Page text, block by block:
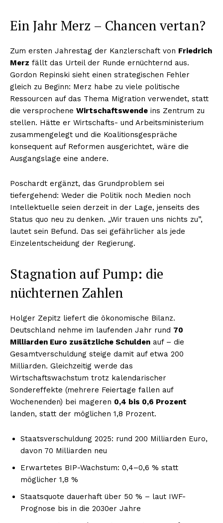
Ein Jahr Merz – Chancen vertan?
Zum ersten Jahrestag der Kanzlerschaft von Friedrich
Merz fällt das Urteil der Runde ernüchternd aus.
Gordon Repinski sieht einen strategischen Fehler
gleich zu Beginn: Merz habe zu viele politische
Ressourcen auf das Thema Migration verwendet, statt
die versprochene Wirtschaftswende ins Zentrum zu
stellen. Hätte er Wirtschafts- und Arbeitsministerium
zusammengelegt und die Koalitionsgespräche
konsequent auf Reformen ausgerichtet, wäre die
Ausgangslage eine andere.
Poschardt ergänzt, das Grundproblem sei
tiefergehend: Weder die Politik noch Medien noch
Intellektuelle seien derzeit in der Lage, jenseits des
Status quo neu zu denken. „Wir trauen uns nichts zu”,
lautet sein Befund. Das sei gefährlicher als jede
Einzelentscheidung der Regierung.
Stagnation auf Pump: die
nüchternen Zahlen
Holger Zepitz liefert die ökonomische Bilanz.
Deutschland nehme im laufenden Jahr rund 70
Milliarden Euro zusätzliche Schulden auf – die
Gesamtverschuldung steige damit auf etwa 200
Milliarden. Gleichzeitig werde das
Wirtschaftswachstum trotz kalendarischer
Sondereffekte (mehrere Feiertage fallen auf
Wochenenden) bei mageren 0,4 bis 0,6 Prozent
landen, statt der möglichen 1,8 Prozent.
Staatsverschuldung 2025: rund 200 Milliarden Euro,
davon 70 Milliarden neu
Erwartetes BIP-Wachstum: 0,4–0,6 % statt
möglicher 1,8 %
Staatsquote dauerhaft über 50 % – laut IWF-
Prognose bis in die 2030er Jahre